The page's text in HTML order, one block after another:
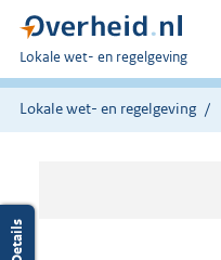
U
bent
hier:
Lokale wet- en regelgeving
Lokale wet- en regelgeving